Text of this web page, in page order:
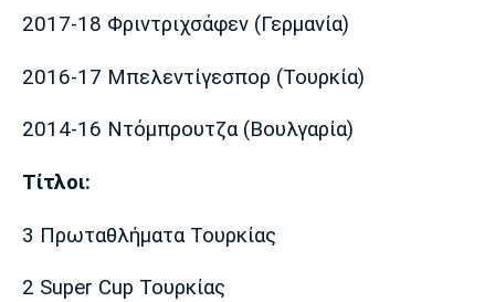
2017-18 Φριντριχσάφεν (Γερμανία)
2016-17 Μπελεντίγεσπορ (Τουρκία)
2014-16 Ντόμπρουτζα (Βουλγαρία)
Τίτλοι:
3 Πρωταθλήματα Τουρκίας
2 Super Cup Τουρκίας